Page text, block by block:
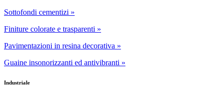
Sottofondi cementizi »
Finiture colorate e trasparenti »
Pavimentazioni in resina decorativa »
Guaine insonorizzanti ed antivibranti »
Industriale